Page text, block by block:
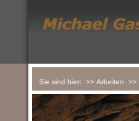
Sie sind hier: >> Arbeiten >>